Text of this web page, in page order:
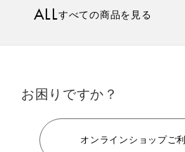
MULTI EMS
ALLすべての商品を見る
お困りですか？
オンラインショップご
手軽に、パワフルに、進化。